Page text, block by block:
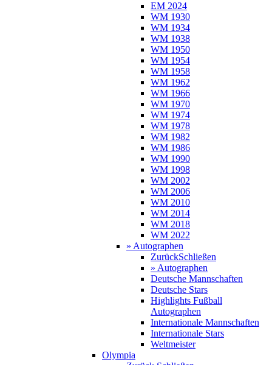
EM 2024
WM 1930
WM 1934
WM 1938
WM 1950
WM 1954
WM 1958
WM 1962
WM 1966
WM 1970
WM 1974
WM 1978
WM 1982
WM 1986
WM 1990
WM 1998
WM 2002
WM 2006
WM 2010
WM 2014
WM 2018
WM 2022
» Autographen
ZurückSchließen
» Autographen
Deutsche Mannschaften
Deutsche Stars
Highlights Fußball
Autographen
Internationale Mannschaften
Internationale Stars
Weltmeister
Olympia